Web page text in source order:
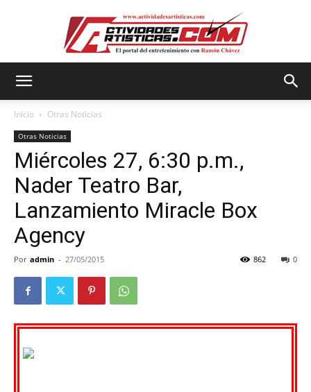
Inicio Otras Noticias
Otras Noticias
Miércoles 27, 6:30 p.m.,
Nader Teatro Bar,
Lanzamiento Miracle Box
Agency
Por admin - 27/05/2015 0
862